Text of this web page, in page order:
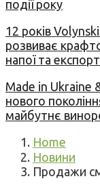
події року
12 років
розвиває
напої та експорт
Made in Ukraine
нового
майбутнє
Home
Новини
Продажи